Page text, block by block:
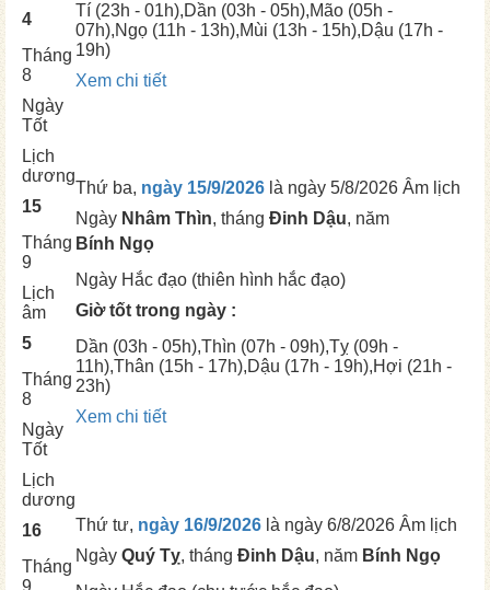
4
Tháng
8
Ngày
Tốt
Tí (23h - 01h),Dần (03h - 05h),Mão (05h -
07h),Ngọ (11h - 13h),Mùi (13h - 15h),Dậu (17h -
19h)
Xem chi tiết
Lịch
dương
15
Tháng
9
Lịch
âm
5
Tháng
8
Ngày
Tốt
Thứ ba, ngày 15/9/2026 là ngày 5/8/2026 Âm lịch
Ngày Nhâm Thìn, tháng Đinh Dậu, năm
Bính Ngọ
Ngày Hắc đạo (thiên hình hắc đạo)
Giờ tốt trong ngày :
Dần (03h - 05h),Thìn (07h - 09h),Tỵ (09h -
11h),Thân (15h - 17h),Dậu (17h - 19h),Hợi (21h -
23h)
Xem chi tiết
Lịch
dương
16
Tháng
Thứ tư, ngày 16/9/2026 là ngày 6/8/2026 Âm lịch
Ngày Quý Tỵ, tháng Đinh Dậu, năm Bính Ngọ